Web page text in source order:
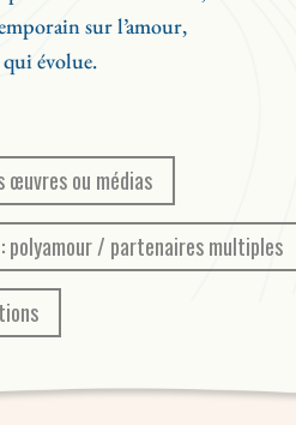
sur l’amour,
qui évolue.
œuvres ou médias
/ partenaires multiples